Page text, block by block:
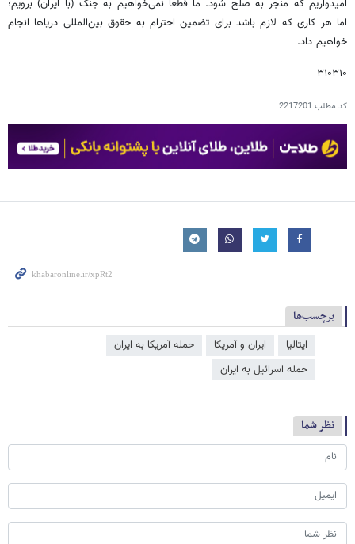
امیدواریم که منجر به صلح شود. ما قطعا نمی‌خواهیم به جنگ (با ایران) برویم؛
اما هر کاری که لازم باشد برای تضمین احترام به حقوق بین‌المللی دریاها انجام
خواهیم داد.
۳۱۰۳۱۰
کد مطلب 2217201
برچسب‌ها
ایتالیا ایران و آمریکا
حمله آمریکا به ایران
حمله اسرائیل به ایران
نظر شما